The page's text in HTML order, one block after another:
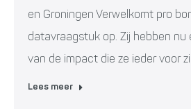
en Groningen Verwelkomt pro
datavraagstuk op. Zij hebben nu
van de impact die ze ieder voor
Lees meer